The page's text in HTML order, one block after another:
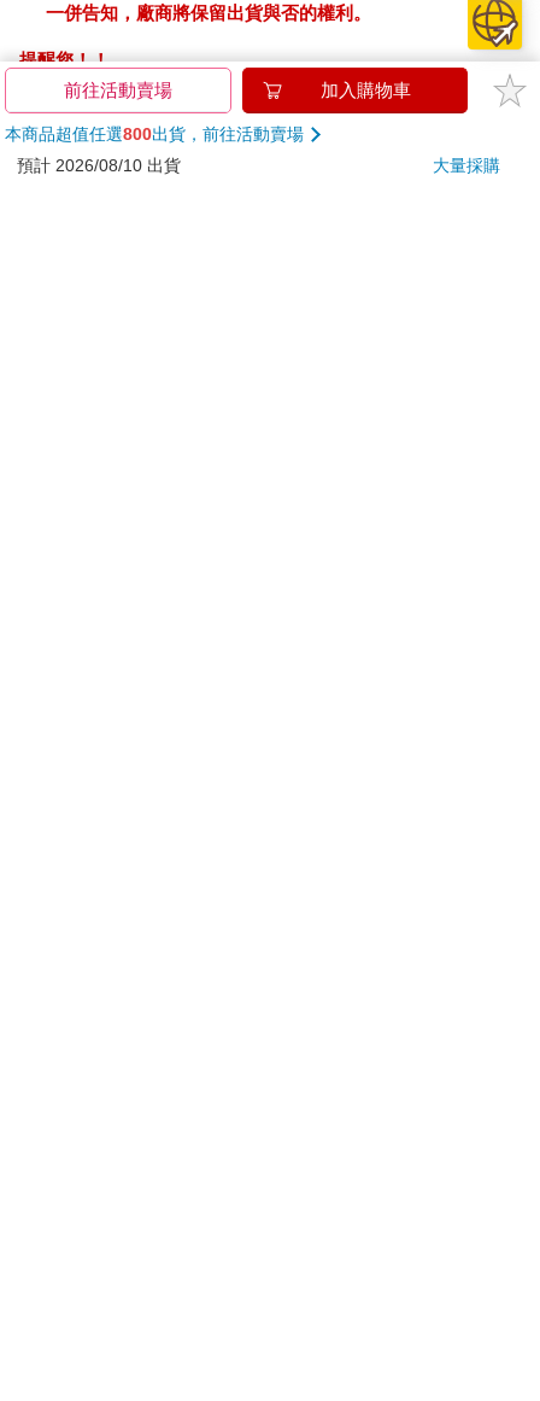
一併告知，廠商將保留出貨與否的權利。
提醒您！！
金石堂及銀行均不會請您操作ATM! 如接獲電話要求您前往
ATM提款機，請不要聽從指示，以免受騙上當！
退換貨須知：
前往活動賣場 加入購物車
本商品超值任選800出貨，前往活動賣場
預計 2026/08/10 出貨
大量採購